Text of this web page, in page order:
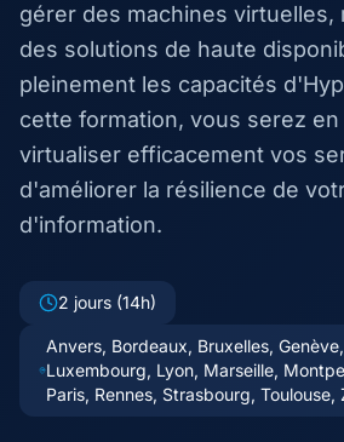
gérer des machines
des solutions de haute
pleinement les capacités
cette formation, vous serez
virtualiser efficacement vos
d'améliorer la résilience de
d'information.
2 jours (14h)
Anvers, Bordeaux, Bruxelles,
Luxembourg, Lyon, Marseille,
Paris, Rennes, Strasbourg, Toulouse,